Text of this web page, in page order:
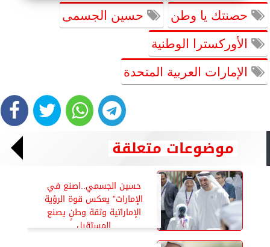
حصنتك يا وطن حسين الجسمى
الأوركسترا الوطنية
الإمارات العربية المتحدة
موضوعات متعلقة
حسين الجسمي..اصنع في
الإمارات” يعكس قوة الرؤية
الإماراتية وثقة وطنٍ يصنع
المستقبل